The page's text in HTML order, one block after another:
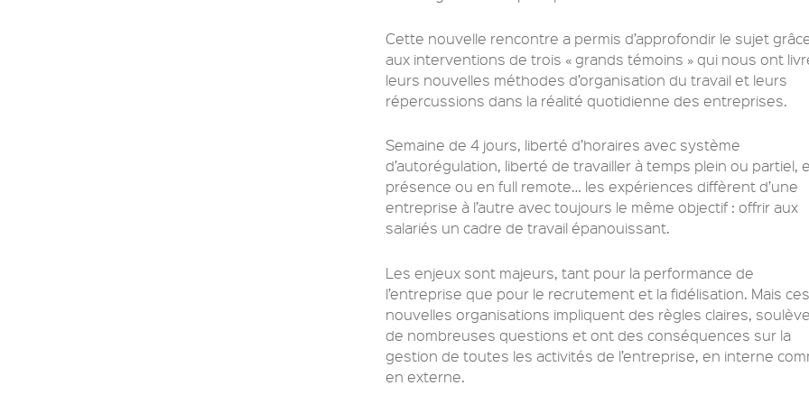
Cette nouvelle rencontre a permis d’approfondir le sujet
aux interventions de trois « grands témoins » qui nous ont
leurs nouvelles méthodes d’organisation du travail et leurs
répercussions dans la réalité quotidienne des entreprises.
Semaine de 4 jours, liberté d’horaires avec système
d’autorégulation, liberté de travailler à temps plein ou partiel,
présence ou en full remote… les expériences diffèrent d’une
entreprise à l’autre avec toujours le même objectif : offrir aux
salariés un cadre de travail épanouissant.
Les enjeux sont majeurs, tant pour la performance de
l’entreprise que pour le recrutement et la fidélisation. Mais ces
nouvelles organisations impliquent des règles claires,
de nombreuses questions et ont des conséquences sur la
gestion de toutes les activités de l’entreprise, en interne
en externe.